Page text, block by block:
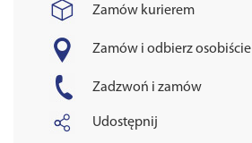
Zamów kurierem
Zamów i odbierz osobiście
Zadzwoń i zamów
Udostępnij